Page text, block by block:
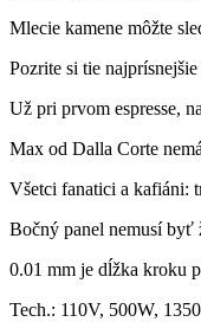
Mlecie kamene môžte
Pozrite si tie
Už pri prvom espresse,
Max od Dalla Corte
Všetci fanatici a kafiáni:
Bočný panel nemusí
0.01 mm je dĺžka kroku
Tech.: 110V, 500W,